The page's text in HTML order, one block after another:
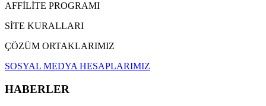
AFFİLİTE PROGRAMI
SİTE KURALLARI
ÇÖZÜM ORTAKLARIMIZ
SOSYAL MEDYA HESAPLARIMIZ
HABERLER